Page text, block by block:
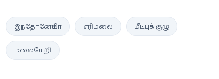
இந்தோனேசியா எரிமலை மீட்புக் குழு
மலையேறி